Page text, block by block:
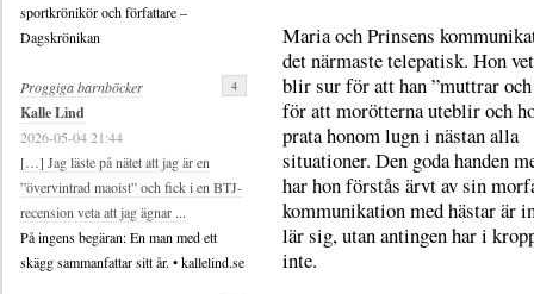
Maria och Prinsens
det närmaste telepatisk. Hon
blir sur för att han ”muttrar
för att morötterna uteblir och
prata honom lugn i nästan alla
situationer. Den goda handen
har hon förstås ärvt av sin
kommunikation med hästar är
lär sig, utan antingen har i
inte.
sportkrönikör och författare –
Dagskrönikan
Proggiga barnböcker
Kalle Lind
2026-05-04 21:44
[…] Jag läste på nätet att jag är en
”övervintrad maoist” och fick i en BTJ-
recension veta att jag ägnar ...
På ingens begäran: En man med ett
skägg sammanfattar sitt år. • kallelind.se
4